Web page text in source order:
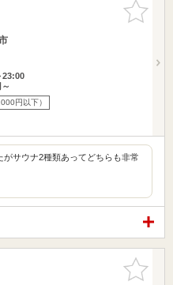
お気に入
りに追加
23:00
円以下）
サウナ2種類あってどちらも非常
お気に入
りに追加